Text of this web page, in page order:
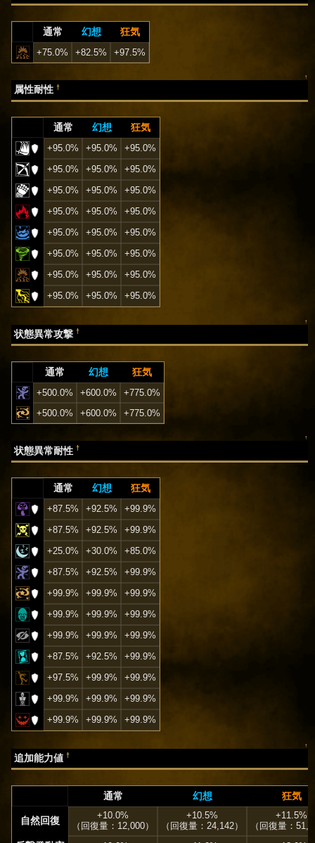
通常 幻想 狂気
+75.0% +82.5% +97.5%
↑
属性耐性†
通常 幻想 狂気
+95.0% +95.0%
+95.0%
+95.0%
+95.0%
+95.0%
+95.0%
+95.0%
+95.0%
+95.0%
+95.0%
+95.0%
+95.0%
+95.0%
+95.0%
+95.0%
+95.0%
+95.0%
+95.0%
+95.0%
+95.0%
+95.0%
+95.0% +95.0%
↑
状態異常攻撃†
通常 幻想 狂気
+500.0% +600.0%
+775.0%
+500.0%
+600.0% +775.0%
↑
状態異常耐性†
通常 幻想 狂気
+87.5% +92.5%
+99.9%
+87.5%
+92.5%
+99.9%
+25.0%
+30.0%
+85.0%
+87.5%
+92.5%
+99.9%
+99.9%
+99.9%
+99.9%
+99.9%
+99.9%
+99.9%
+99.9%
+99.9%
+99.9%
+87.5%
+92.5%
+99.9%
+97.5%
+99.9%
+99.9%
+99.9%
+99.9%
+99.9%
+99.9%
+99.9% +99.9%
↑
追加能力値†
通常 幻想 狂気
自然回復
+10.0%
（回復量：12,000）
+10.5%
（回復量：24,142）
+11.5%
（回復量：